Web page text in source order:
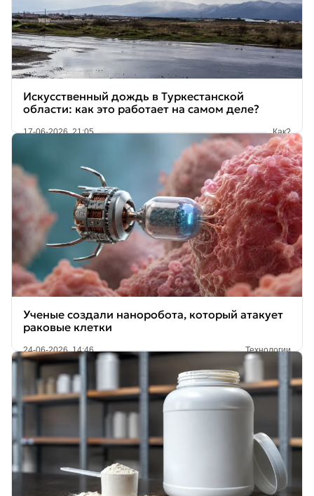
Искусственный дождь в Туркестанской
области: как это работает на самом деле?
17-06-2026, 21:05 Как?
Ученые создали наноробота, который атакует
раковые клетки
24-06-2026, 14:46 Технологии